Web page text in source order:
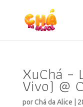
XuChá –
Vivo) @
porChá da Alice